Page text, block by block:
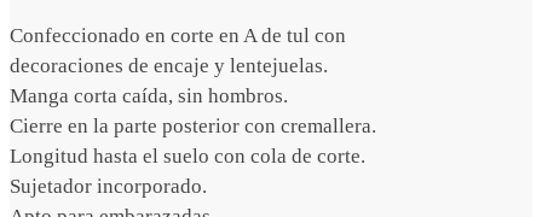
Confeccionado en corte en A de tul con
decoraciones de encaje y lentejuelas.
Manga corta caída, sin hombros.
Cierre en la parte posterior con cremallera.
Longitud hasta el suelo con cola de corte.
Sujetador incorporado.